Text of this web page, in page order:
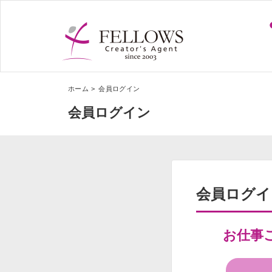
ホーム 会員ログイン
会員ログイン
会員ログ
お仕事